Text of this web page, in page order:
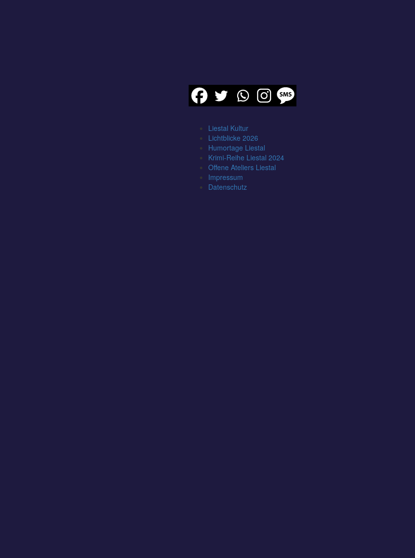
Liestal Kultur
Lichtblicke 2026
Humortage Liestal
Krimi-Reihe Liestal 2024
Offene Ateliers Liestal
Impressum
Datenschutz